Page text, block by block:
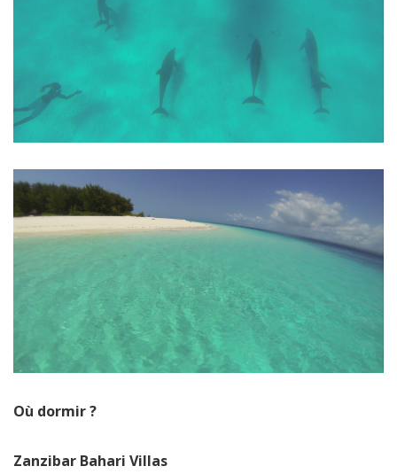
Où dormir ?
Zanzibar Bahari Villas